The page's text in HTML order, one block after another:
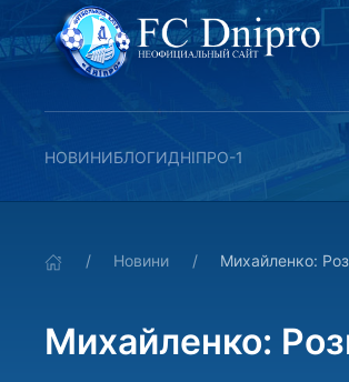
НОВИНИБЛОГИДНІПРО-1
Новини Михайленко:
Михайленко: